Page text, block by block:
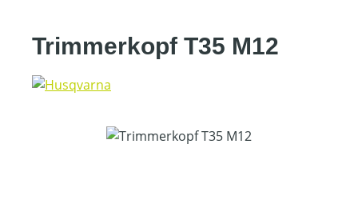
Trimmerkopf T35 M12
Bildergalerie überspringen